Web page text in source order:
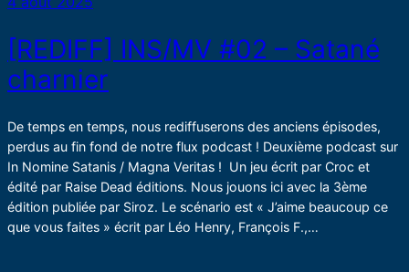
[REDIFF] INS/MV #02 – Satané
charnier
De temps en temps, nous rediffuserons des anciens épisodes,
perdus au fin fond de notre flux podcast ! Deuxième podcast sur
In Nomine Satanis / Magna Veritas ! Un jeu écrit par Croc et
édité par Raise Dead éditions. Nous jouons ici avec la 3ème
édition publiée par Siroz. Le scénario est « J’aime beaucoup ce
que vous faites » écrit par Léo Henry, François F.,…